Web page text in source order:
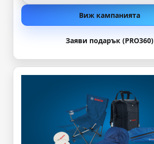
Виж кампанията
Заяви подарък (PRO360)